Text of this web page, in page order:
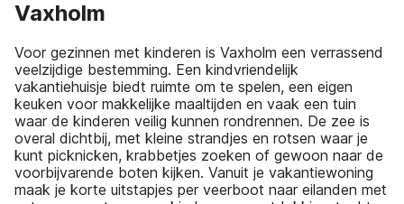
Vaxholm
Voor gezinnen met kinderen is Vaxholm een verrassend
veelzijdige bestemming. Een kindvriendelijk
vakantiehuisje biedt ruimte om te spelen, een eigen
keuken voor makkelijke maaltijden en vaak een tuin
waar de kinderen veilig kunnen rondrennen. De zee is
overal dichtbij, met kleine strandjes en rotsen waar je
kunt picknicken, krabbetjes zoeken of gewoon naar de
voorbijvarende boten kijken. Vanuit je vakantiewoning
maak je korte uitstapjes per veerboot naar eilanden met